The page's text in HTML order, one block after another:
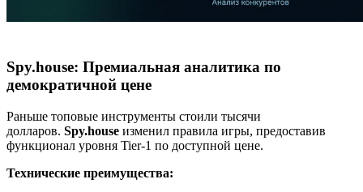
Spy.house: Премиальная аналитика по
демократичной цене
Раньше топовые инструменты стоили тысячи
долларов. Spy.house изменил правила игры, предоставив
функционал уровня Tier-1 по доступной цене.
Технические преимущества: